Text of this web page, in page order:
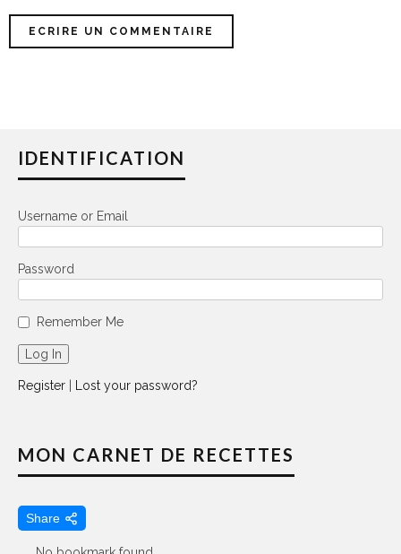
IDENTIFICATION
Username or Email
Password
Remember Me
Register | Lost your password?
MON CARNET DE RECETTES
Share